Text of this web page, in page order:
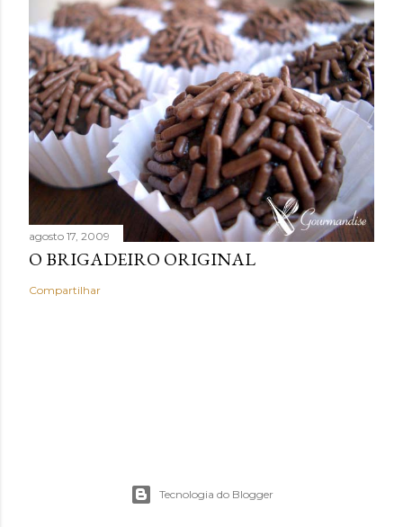
agosto 17, 2009
O BRIGADEIRO ORIGINAL
Compartilhar
Tecnologia do Blogger